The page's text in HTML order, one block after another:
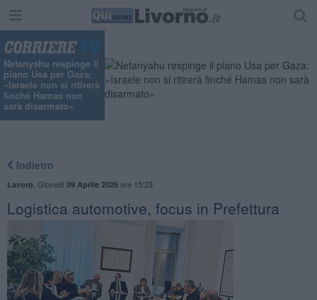
Netanyahu respinge il
piano Usa per Gaza:
«Israele non si ritirerà
finché Hamas non
sarà disarmato»
Indietro
Lavoro Giovedì 09 Aprile 2026ore 15:23
Logistica automotive, focus in Prefettura